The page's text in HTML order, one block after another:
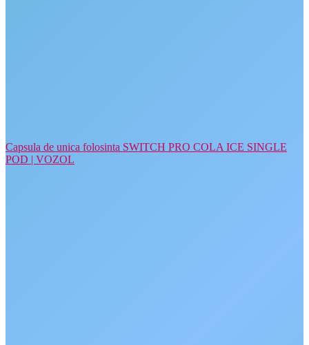
Capsula de unica folosinta SWITCH PRO COLA ICE SINGLE
POD | VOZOL